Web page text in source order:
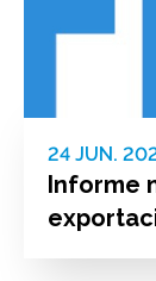
24 JUN.
Informe